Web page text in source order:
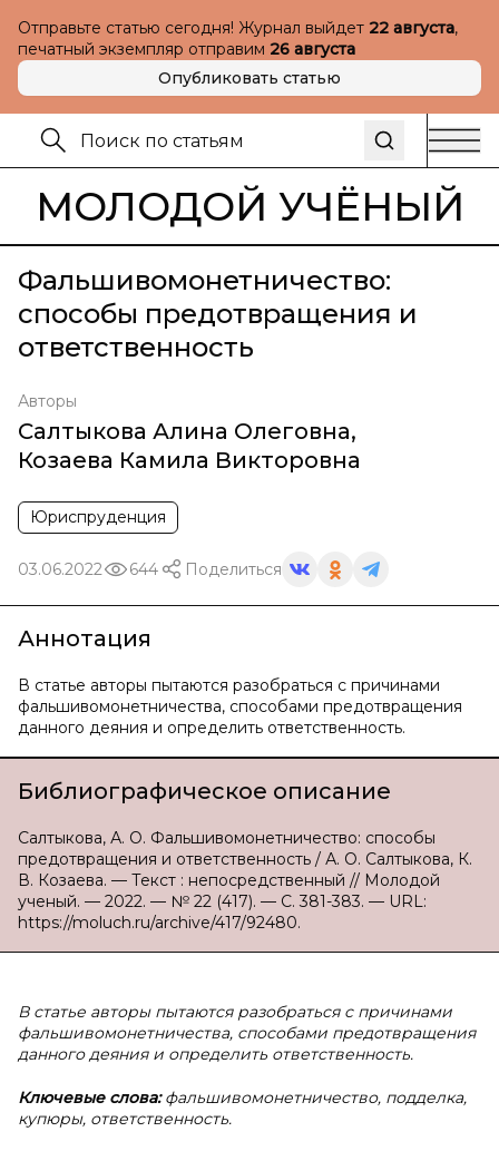
Отправьте статью сегодня! Журнал выйдет 22 августа,
печатный экземпляр отправим 26 августа
Опубликовать статью
МОЛОДОЙ УЧЁНЫЙ
Фальшивомонетничество:
способы предотвращения и
ответственность
Авторы
Салтыкова Алина Олеговна,
Козаева Камила Викторовна
Юриспруденция
03.06.2022 644 Поделиться
Аннотация
В статье авторы пытаются разобраться с причинами
фальшивомонетничества, способами предотвращения
данного деяния и определить ответственность.
Библиографическое описание
Салтыкова, А. О. Фальшивомонетничество: способы
предотвращения и ответственность / А. О. Салтыкова, К.
В. Козаева. — Текст : непосредственный // Молодой
ученый. — 2022. — № 22 (417). — С. 381-383. — URL:
https://moluch.ru/archive/417/92480.
В статье авторы пытаются разобраться с причинами
фальшивомонетничества, способами предотвращения
данного деяния и определить ответственность.
Ключевые слова:фальшивомонетничество, подделка,
купюры, ответственность.